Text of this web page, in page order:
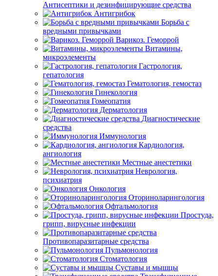
Антисептики и дезинфицирующие средства
Антигрибок
Борьба с
вредными привычками
Варикоз. Геморрой
Витамины,
микроэлементы
Гастрология,
гепатология
Гематология, гемостаз
Гинекология
Гомеопатия
Дерматология
Диагностические
средства
Иммунология
Кардиология,
ангиология
Местные анестетики
Неврология,
психиатрия
Онкология
Оториноларингология
Офтальмология
Простуда,
грипп, вирусные инфекции
Противопаразитарные средства
Пульмонология
Стоматология
Суставы и мышцы